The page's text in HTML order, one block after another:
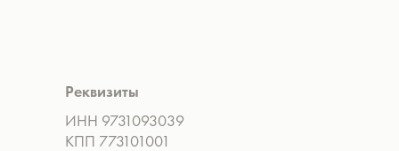
Реквизиты
ИНН 9731093039
КПП 773101001